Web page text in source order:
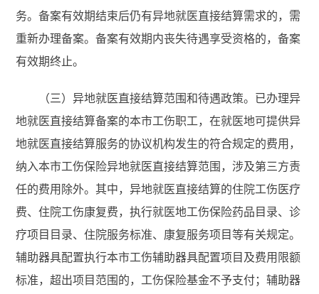
务。备案有效期结束后仍有异地就医直接结算需求的，需
重新办理备案。备案有效期内丧失待遇享受资格的，备案
有效期终止。
（三）异地就医直接结算范围和待遇政策。已办理异
地就医直接结算备案的本市工伤职工，在就医地可提供异
地就医直接结算服务的协议机构发生的符合规定的费用，
纳入本市工伤保险异地就医直接结算范围，涉及第三方责
任的费用除外。其中，异地就医直接结算的住院工伤医疗
费、住院工伤康复费，执行就医地工伤保险药品目录、诊
疗项目目录、住院服务标准、康复服务项目等有关规定。
辅助器具配置执行本市工伤辅助器具配置项目及费用限额
标准，超出项目范围的，工伤保险基金不予支付；辅助器